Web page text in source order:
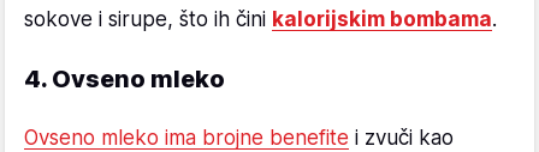
sokove i sirupe, što ih čini kalorijskim bombama.
4. Ovseno mleko
Ovseno mleko ima brojne benefite i zvuči kao